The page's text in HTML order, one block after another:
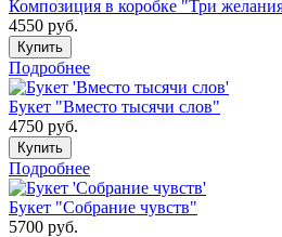
Композиция в коробке "Три
4550 руб.
Купить
Подробнее
Букет "Вместо тысячи слов"
4750 руб.
Купить
Подробнее
Букет "Собрание чувств"
5700 руб.